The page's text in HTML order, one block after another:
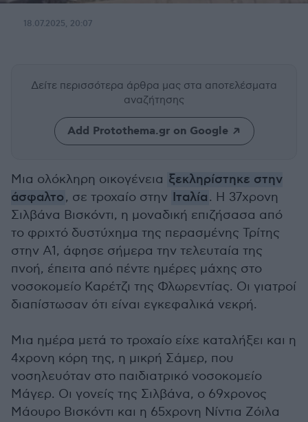
18.07.2025, 20:07
Δείτε περισσότερα άρθρα μας στα αποτελέσματα
αναζήτησης
Add Protothema.gr on Google
Μια ολόκληρη οικογένεια ξεκληρίστηκε στην
άσφαλτο, σε τροχαίο στην Ιταλία. Η 37χρονη
Σιλβάνα Βισκόντι, η μοναδική επιζήσασα από
το φριχτό δυστύχημα της περασμένης Τρίτης
στην A1, άφησε σήμερα την τελευταία της
πνοή, έπειτα από πέντε ημέρες μάχης στο
νοσοκομείο Καρέτζι της Φλωρεντίας. Οι γιατροί
διαπίστωσαν ότι είναι εγκεφαλικά νεκρή.
Μια ημέρα μετά το τροχαίο είχε καταλήξει και η
4χρονη κόρη της, η μικρή Σάμερ, που
νοσηλευόταν στο παιδιατρικό νοσοκομείο
Μάγερ. Οι γονείς της Σιλβάνα, ο 69χρονος
Μάουρο Βισκόντι και η 65χρονη Νίντια Ζόιλα